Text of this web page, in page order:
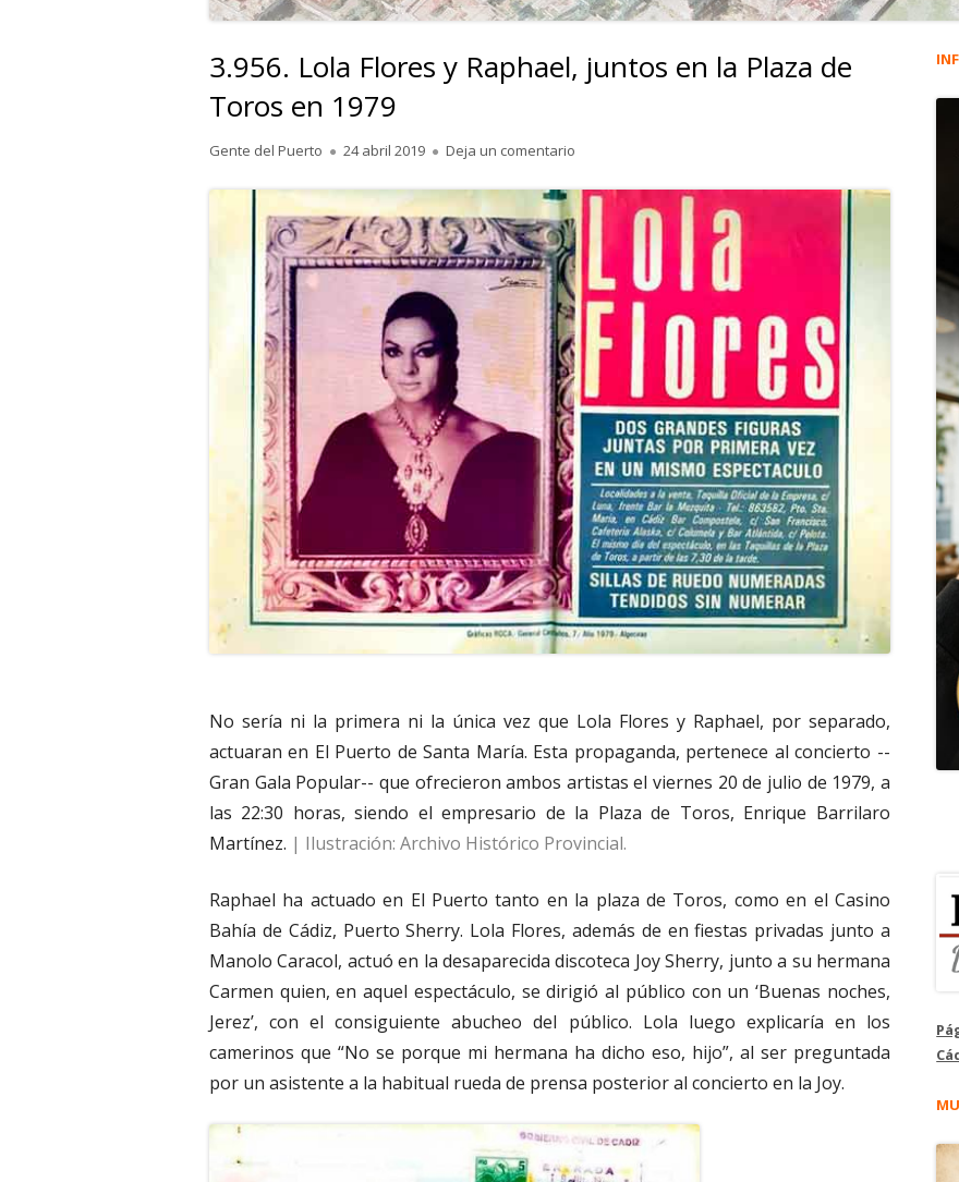
3.956. Lola Flores y Raphael, juntos en la Plaza de
Toros en 1979
Autor
Gente del Puerto
Publicado
24 abril 2019 Deja un comentario para 3.956. Lola Flores y Raphael, juntos en la Plaza de
No sería ni la primera ni la única vez que Lola Flores y Raphael, por separado,
actuaran en El Puerto de Santa María. Esta propaganda, pertenece al concierto --
Gran Gala Popular-- que ofrecieron ambos artistas el viernes 20 de julio de 1979, a
las 22:30 horas, siendo el empresario de la Plaza de Toros, Enrique Barrilaro
Martínez. | Ilustración: Archivo Histórico Provincial.
Raphael ha actuado en El Puerto tanto en la plaza de Toros, como en el Casino
Bahía de Cádiz, Puerto Sherry. Lola Flores, además de en fiestas privadas junto a
Manolo Caracol, actuó en la desaparecida discoteca Joy Sherry, junto a su hermana
Carmen quien, en aquel espectáculo, se dirigió al público con un ‘Buenas noches,
Jerez’, con el consiguiente abucheo del público. Lola luego explicaría en los
camerinos que “No se porque mi hermana ha dicho eso, hijo”, al ser preguntada
por un asistente a la habitual rueda de prensa posterior al concierto en la Joy.